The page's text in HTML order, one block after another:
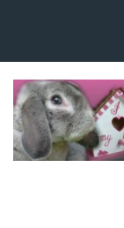
hoofdinhoud